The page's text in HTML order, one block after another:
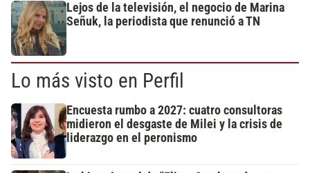
Lejos de la televisión, el negocio de Marina
Señuk, la periodista que renunció a TN
Lo más visto en Perfil
Encuesta rumbo a 2027: cuatro consultoras
midieron el desgaste de Milei y la crisis de
liderazgo en el peronismo